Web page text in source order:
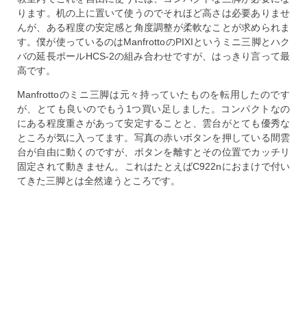
ります。机の上に置いて使うのでそれほど高さは必要ありませ
んが、ある程度の安定感と角度調整が柔軟なことが求められま
す。僕が使っているのはManfrottoのPIXIというミニ三脚とハク
バの延長ポールHCS-2の組み合わせですが、はっきり言って最
高です。
Manfrottoのミニ三脚は元々持っていたものを転用したのです
が、とても良いのでもう1つ買い足しました。コンパクトなの
にある程度重さがあって安定することと、雲台がとても優秀な
ところが気に入ってます。写真の赤いボタンを押している間雲
台が自由に動くのですが、ボタンを離すとその位置でカッチリ
固定されて動きません。これはたとえばC922nにおまけで付い
てきた三脚とは全然違うところです。